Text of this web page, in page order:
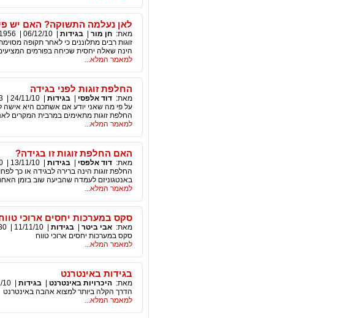
לאן נעלמה התשוקה? האם יש
מאת: חן מור בגידות 06/12/10
1956
זוגות רבים מתלוננים כי לאחר תקופה
הינה שאלה יחסית שכיחה בפורמים
למאמר המלא...
החלפת זוגות לפני בגידה
מאת: דוד אלפסי בגידות 24/11/10
על פי מה שאני יודע אם אשתכם היא אישה
החלפת זוגות מתאימים במרבית המקרים
למאמר המלא...
האם החלפת זוגות זו בגידה?
מאת: דוד אלפסי בגידות 13/11/10
החלפת זוגות הינה ברירה לבגידה או כך
באנטגוניזם לעמדה שהביעה שוב בזמן
למאמר המלא...
סקס במערכות יחסים ארוכי
מאת: אבי ביטר בגידות 11/11/10
סקס במערכות יחסים ארוכי טווח
למאמר המלא...
בגידות באינטרנט
מאת: היכרויות באינטרנט בגידות 10
הדרך הקלה ביותר למצוא אהבה באינטרנט
למאמר המלא...